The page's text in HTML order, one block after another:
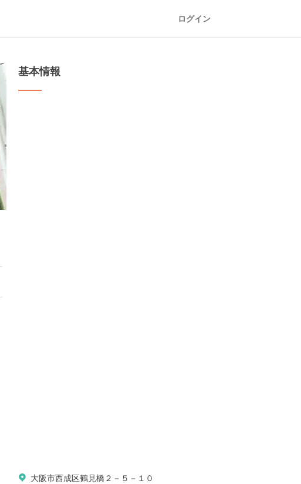
ログイン
基本情報
大阪市西成区鶴見橋２－５－１０